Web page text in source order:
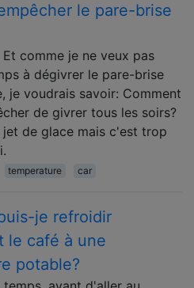
le pare-brise
comme je ne veux pas
à dégivrer le pare-brise
je voudrais savoir: Comment
de givrer tous les soirs?
jet de glace mais c'est trop
temperature car
je refroidir
le café à une
potable?